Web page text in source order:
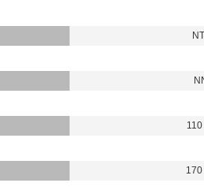
110
170